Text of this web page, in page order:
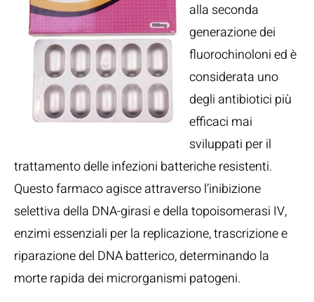
alla seconda
generazione dei
fluorochinoloni ed è
considerata uno
degli antibiotici più
efficaci mai
sviluppati per il
trattamento delle infezioni batteriche resistenti.
Questo farmaco agisce attraverso l’inibizione
selettiva della DNA-girasi e della topoisomerasi IV,
enzimi essenziali per la replicazione, trascrizione e
riparazione del DNA batterico, determinando la
morte rapida dei microrganismi patogeni.